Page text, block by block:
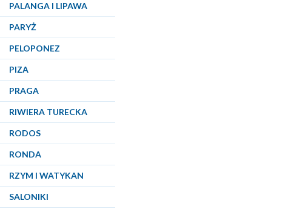
PALANGA I LIPAWA
PARYŻ
PELOPONEZ
PIZA
PRAGA
RIWIERA TURECKA
RODOS
RONDA
RZYM I WATYKAN
SALONIKI